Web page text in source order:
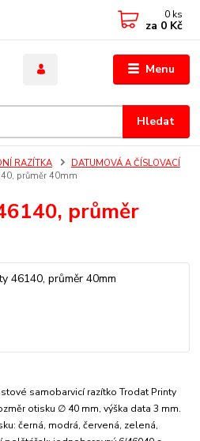
Menu
Hledat
0 ks
za 0 Kč
RAZÍTKA
DATUMOVÁ A ČÍSLOVACÍ
průměr 40mm
průměr
samobarvicí razítko Trodat Printy
otisku ∅ 40 mm, výška data 3 mm.
černá, modrá, červená, zelená,